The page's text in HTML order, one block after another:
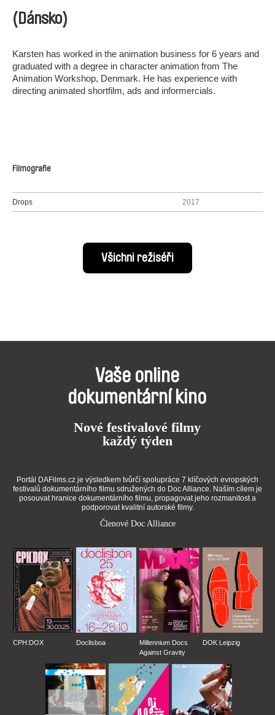
(Dánsko)
Karsten has worked in the animation business for 6 years and
graduated with a degree in character animation from The
Animation Workshop, Denmark. He has experience with
directing animated shortfilm, ads and informercials.
Filmografie
Drops 2017
Všichni režiséři
Vaše online
dokumentární kino
Nové festivalové filmy
každý týden
Portál DAFilms.cz je výsledkem tvůrčí spolupráce 7 klíčových evropských
festivalů dokumentárního filmu sdružených do Doc Alliance. Naším cílem je
posouvat hranice dokumentárního filmu, propagovat jeho rozmanitost a
podporovat kvalitní autorské filmy.
Členové Doc Alliance
CPH:DOX Doclisboa
Millennium Docs
Against Gravity
DOK Leipzig